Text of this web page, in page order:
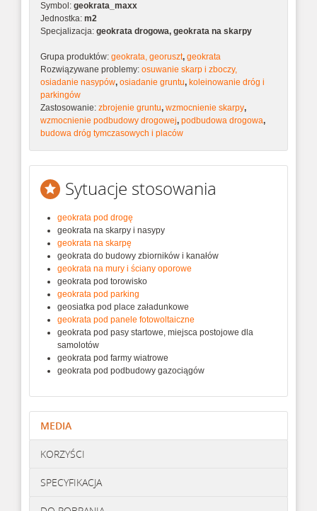
Symbol: geokrata_maxx
Jednostka: m2
Specjalizacja: geokrata drogowa, geokrata na skarpy
Grupa produktów: geokrata, georuszt, geokrata
Rozwiązywane problemy: osuwanie skarp i zboczy,
osiadanie nasypów, osiadanie gruntu, koleinowanie dróg i
parkingów
Zastosowanie: zbrojenie gruntu, wzmocnienie skarpy,
wzmocnienie podbudowy drogowej, podbudowa drogowa,
budowa dróg tymczasowych i placów
Sytuacje stosowania
geokrata pod drogę
geokrata na skarpy i nasypy
geokrata na skarpę
geokrata do budowy zbiorników i kanałów
geokrata na mury i ściany oporowe
geokrata pod torowisko
geokrata pod parking
geosiatka pod place załadunkowe
geokrata pod panele fotowoltaiczne
geokrata pod pasy startowe, miejsca postojowe dla
samolotów
geokrata pod farmy wiatrowe
geokrata pod podbudowy gazociągów
MEDIA
KORZYŚCI
SPECYFIKACJA